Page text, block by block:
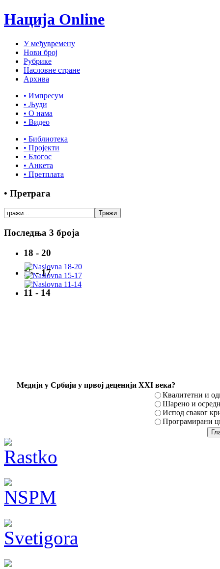
Нација Online
У међувремену
Нови број
Рубрике
Насловне стране
Архива
• Импресум
• Људи
• О нама
• Видео
• Библиотека
• Пројекти
• Блогос
• Анкета
• Претплата
• Претрага
Последња 3 броја
18 - 20
15 - 17
11 - 14
Mедији у Србији у првој деценији XXI века?
Квалитетни и
Шарено и
Испод сваког
Програмирани